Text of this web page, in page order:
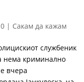
| Сакам да кажам
службеник
нема криминално
вчера